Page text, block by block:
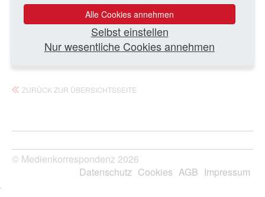
Ganzen Artikel lesen
23.01.2015 – Ev/MK
ZURÜCK ZUR ÜBERSICHTSSEITE
© Medienkorrespondenz 2026
Datenschutz Cookies AGB Impressum
`
Alle Cookies annehmen
Selbst einstellen
Nur wesentliche Cookies annehmen